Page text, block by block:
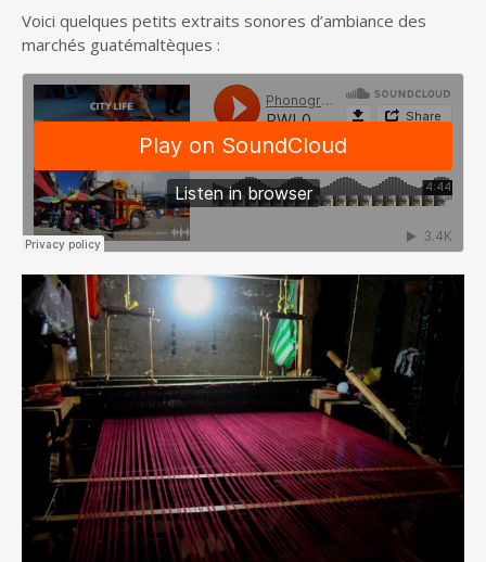
Voici quelques petits extraits sonores d’ambiance des
marchés guatémaltèques :